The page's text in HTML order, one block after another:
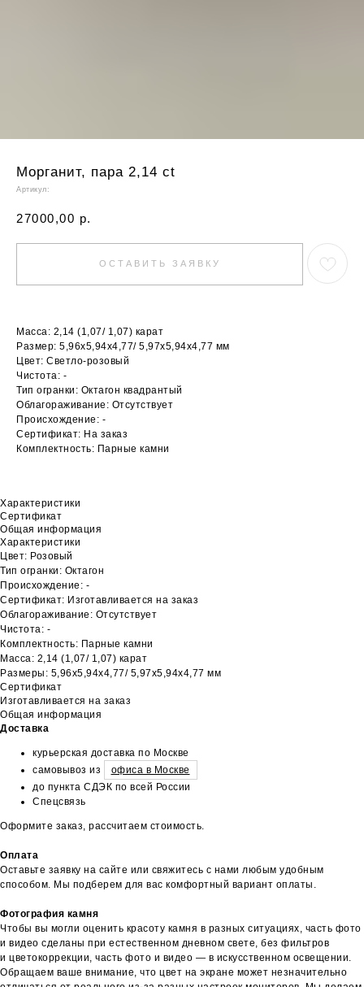
Морганит, пара 2,14 ct
Артикул:
27000,00 р.
ОСТАВИТЬ ЗАЯВКУ
Масса: 2,14 (1,07/ 1,07) карат
Размер: 5,96х5,94х4,77/ 5,97х5,94х4,77 мм
Цвет: Светло-розовый
Чистота: -
Тип огранки: Октагон квадрантый
Облагораживание: Отсутствует
Происхождение: -
Сертификат: На заказ
Комплектность: Парные камни
Характеристики
Сертификат
Общая информация
Характеристики
Цвет: Розовый
Тип огранки: Октагон
Происхождение: -
Сертификат: Изготавливается на заказ
Облагораживание: Отсутствует
Чистота: -
Комплектность: Парные камни
Масса: 2,14 (1,07/ 1,07) карат
Размеры: 5,96х5,94х4,77/ 5,97х5,94х4,77 мм
Сертификат
Изготавливается на заказ
Общая информация
Доставка
курьерская доставка по Москве
самовывоз из
офиса в Москве
до пункта СДЭК по всей России
Спецсвязь
Оформите заказ, рассчитаем стоимость.
Оплата
Оставьте заявку на сайте или свяжитесь с нами любым удобным
способом. Мы подберем для вас комфортный вариант оплаты.
Фотография камня
Чтобы вы могли оценить красоту камня в разных ситуациях, часть фото
и видео сделаны при естественном дневном свете, без фильтров
и цветокоррекции, часть фото и видео — в искусственном освещении.
Обращаем ваше внимание, что цвет на экране может незначительно